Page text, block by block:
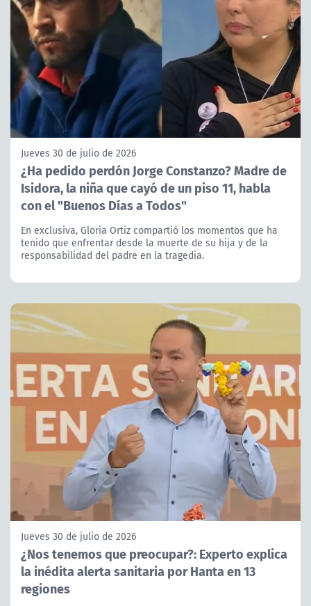
Jueves 30 de julio de 2026
¿Ha pedido perdón Jorge Constanzo? Madre de
Isidora, la niña que cayó de un piso 11, habla
con el "Buenos Días a Todos"
En exclusiva, Gloria Ortiz compartió los momentos que ha
tenido que enfrentar desde la muerte de su hija y de la
responsabilidad del padre en la tragedia.
Jueves 30 de julio de 2026
¿Nos tenemos que preocupar?: Experto explica
la inédita alerta sanitaria por Hanta en 13
regiones